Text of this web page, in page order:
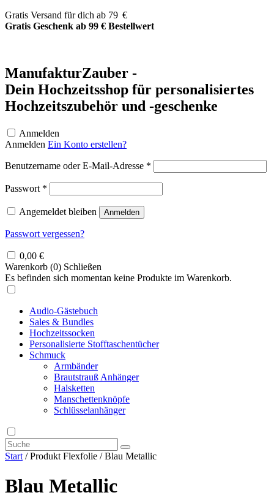
Zum
Inhalt
Gratis Versand für dich ab 79 €
Gratis Geschenk ab 99 € Bestellwert
ManufakturZauber -
Dein Hochzeitsshop für personalisiertes
Hochzeitszubehör und -geschenke
Anmelden
Anmelden Ein Konto erstellen?
Benutzername oder E-Mail-Adresse *
Passwort *
Angemeldet bleiben Anmelden
Passwort vergessen?
0,00 €
Warenkorb (0) Schließen
Es befinden sich momentan keine Produkte im Warenkorb.
Audio-Gästebuch
Sales & Bundles
Hochzeitssocken
Personalisierte Stofftaschentücher
Schmuck
Armbänder
Brautstrauß Anhänger
Halsketten
Manschettenknöpfe
Schlüsselanhänger
Start / Produkt Flexfolie / Blau Metallic
Blau Metallic